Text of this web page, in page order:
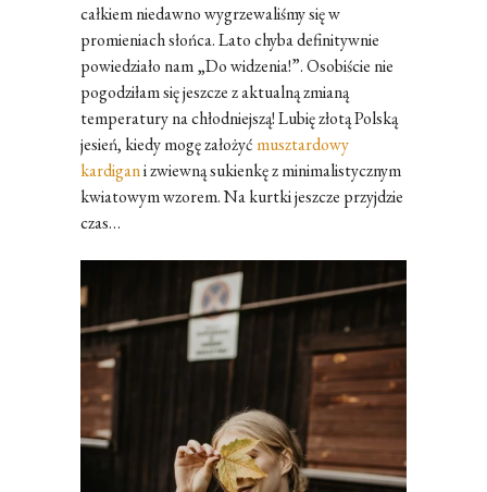
całkiem niedawno wygrzewaliśmy się w
promieniach słońca. Lato chyba definitywnie
powiedziało nam „Do widzenia!”. Osobiście nie
pogodziłam się jeszcze z aktualną zmianą
temperatury na chłodniejszą! Lubię złotą Polską
jesień, kiedy mogę założyć musztardowy
kardigani zwiewną sukienkę z minimalistycznym
kwiatowym wzorem. Na kurtki jeszcze przyjdzie
czas…